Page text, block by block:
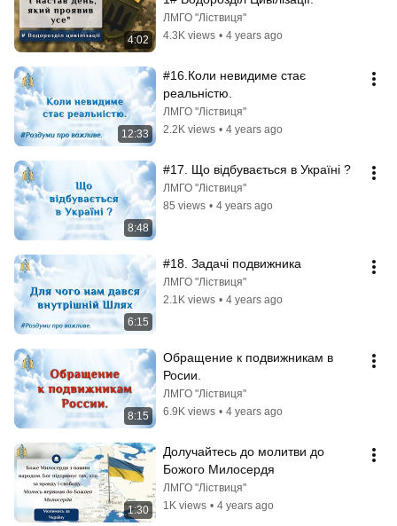
4:02
ЛМГО "Ліствиця"
4.3K views • 4 years ago
12:33
#16.Коли невидиме стає
реальністю.
ЛМГО "Ліствиця"
2.2K views • 4 years ago
8:48
#17. Що відбувається в Україні ?
ЛМГО "Ліствиця"
85 views • 4 years ago
6:15
#18. Задачі подвижника
ЛМГО "Ліствиця"
2.1K views • 4 years ago
8:15
Обращение к подвижникам в
Росии.
ЛМГО "Ліствиця"
6.9K views • 4 years ago
1:30
Долучайтесь до молитви до
Божого Милосердя
ЛМГО "Ліствиця"
1K views • 4 years ago